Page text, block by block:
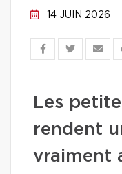
14 JUIN 2026
Les
rendent
vraiment